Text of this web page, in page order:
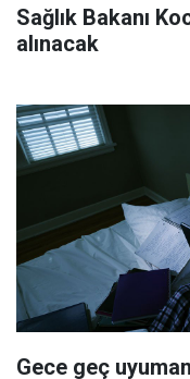
Sağlık Bakanı
alınacak
Gece geç